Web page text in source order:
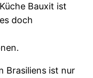
Bauxit ist
doch
Brasiliens ist nur